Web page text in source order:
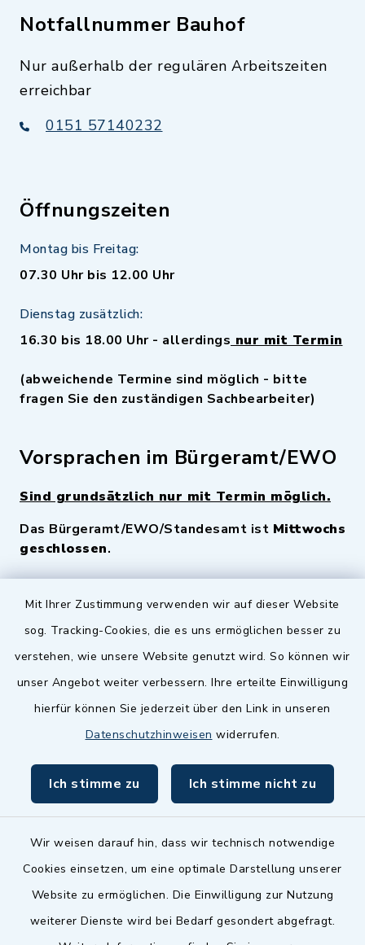
Mit Ihrer Zustimmung verwenden wir auf dieser Website
sog. Tracking-Cookies, die es uns ermöglichen besser zu
verstehen, wie unsere Website genutzt wird. So können wir
unser Angebot weiter verbessern. Ihre erteilte Einwilligung
hierfür können Sie jederzeit über den Link in unseren
Datenschutzhinweisen widerrufen.
Ich stimme zu Ich stimme nicht zu
Wir weisen darauf hin, dass wir technisch notwendige
Cookies einsetzen, um eine optimale Darstellung unserer
Website zu ermöglichen. Die Einwilligung zur Nutzung
weiterer Dienste wird bei Bedarf gesondert abgefragt.
Notfallnummer Bauhof
Nur außerhalb der regulären Arbeitszeiten
erreichbar
0151 57140232
Öffnungszeiten
Montag bis Freitag:
07.30 Uhr bis 12.00 Uhr
Dienstag zusätzlich:
16.30 bis 18.00 Uhr - allerdings nur mit Termin
(abweichende Termine sind möglich - bitte
fragen Sie den zuständigen Sachbearbeiter)
Vorsprachen im Bürgeramt/EWO
Sind grundsätzlich nur mit Termin möglich.
Das Bürgeramt/EWO/Standesamt ist Mittwochs
geschlossen.
Quicklinks
Zenngrund Allianz
Dillenberggruppe
inixmedia GmbH